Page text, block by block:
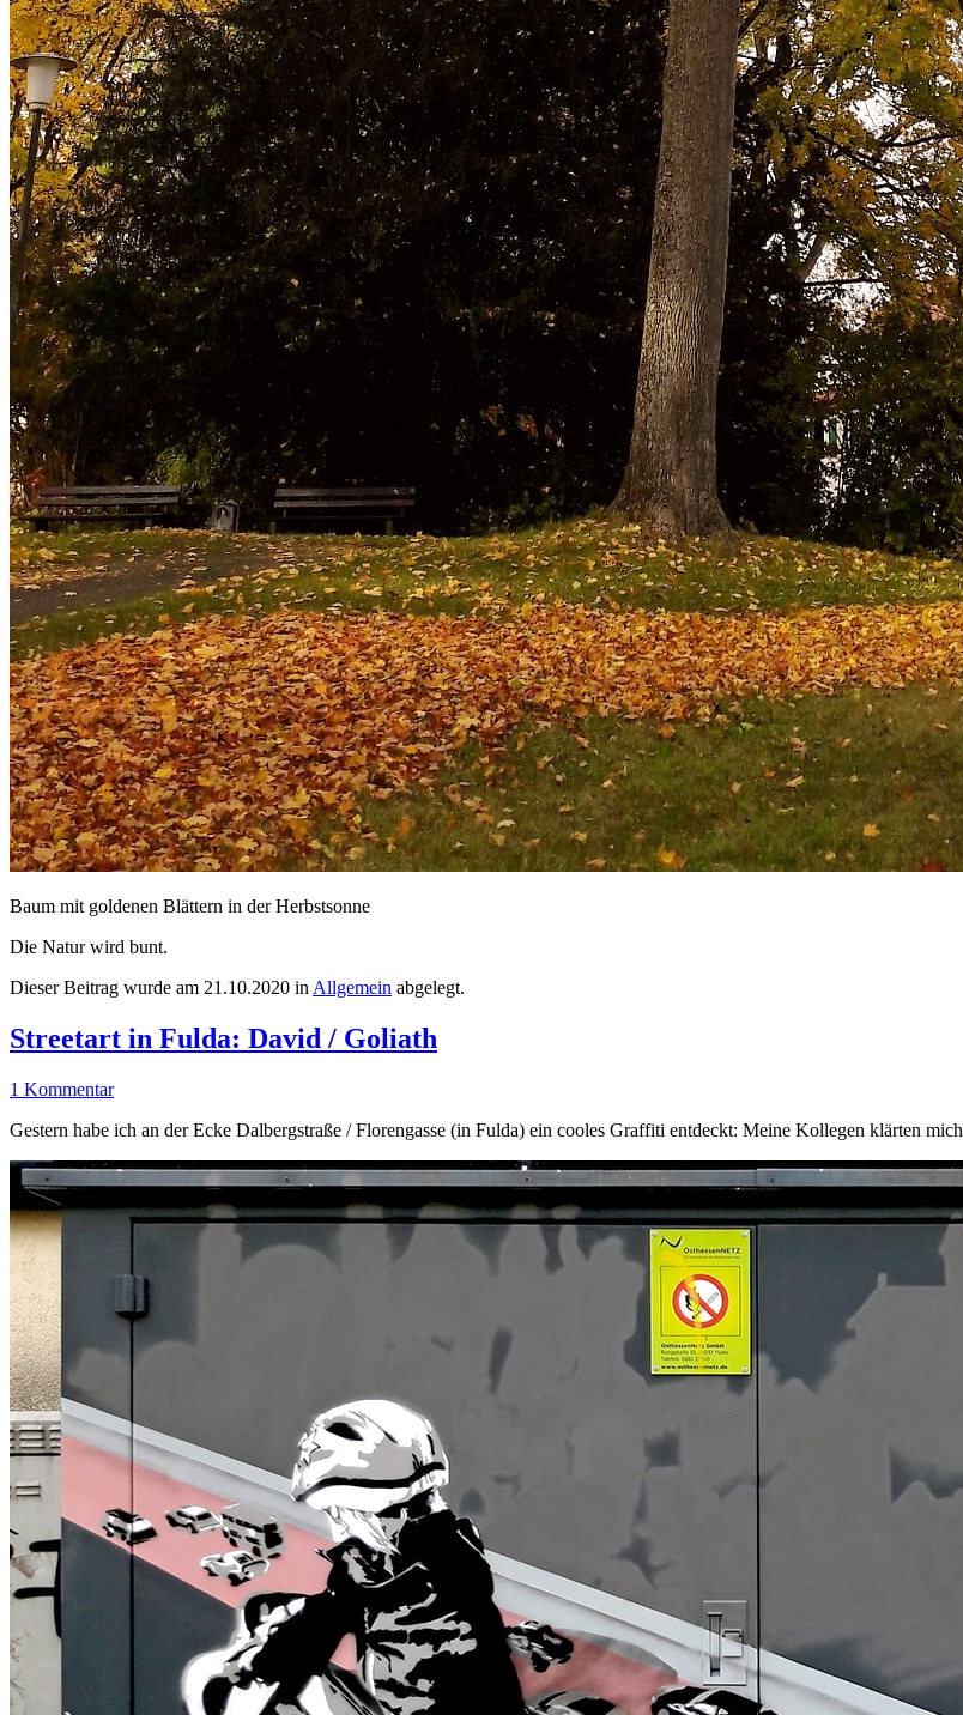
Baum mit goldenen Blättern in der Herbstsonne
Die Natur wird bunt.
Dieser Beitrag wurde am 21.10.2020 inAllgemein abgelegt.
Streetart in Fulda: David / Goliath
1 Kommentar
Gestern habe ich an der Ecke Dalbergstraße / Florengasse (in Fulda) ein cooles Graffiti entdeckt: Meine Kollegen klärten